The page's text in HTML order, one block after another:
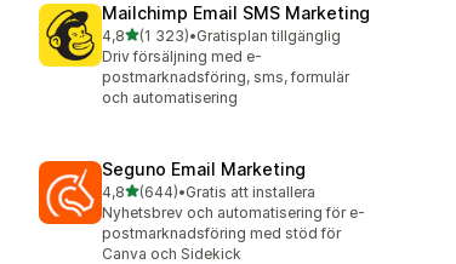
Mailchimp Email SMS Marketing
4,8av 5 stjärnor
(1 323)
1323 recensioner totalt
•Gratisplan tillgänglig
Driv försäljning med e-
postmarknadsföring, sms, formulär
och automatisering
Seguno Email Marketing
4,8av 5 stjärnor
(644)
644 recensioner totalt
•Gratis att installera
Nyhetsbrev och automatisering för e-
postmarknadsföring med stöd för
Canva och Sidekick